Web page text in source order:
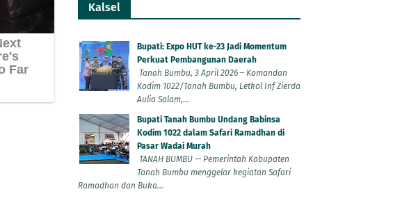
Kalsel
Bupati: Expo HUT ke-23 Jadi Momentum
Perkuat Pembangunan Daerah
Tanah Bumbu, 3 April 2026 – Komandan
Kodim 1022/Tanah Bumbu, Letkol Inf Zierda
Aulia Salam,...
Bupati Tanah Bumbu Undang Babinsa
Kodim 1022 dalam Safari Ramadhan di
Pasar Wadai Murah
TANAH BUMBU — Pemerintah Kabupaten
Tanah Bumbu menggelar kegiatan Safari
Ramadhan dan Buka...